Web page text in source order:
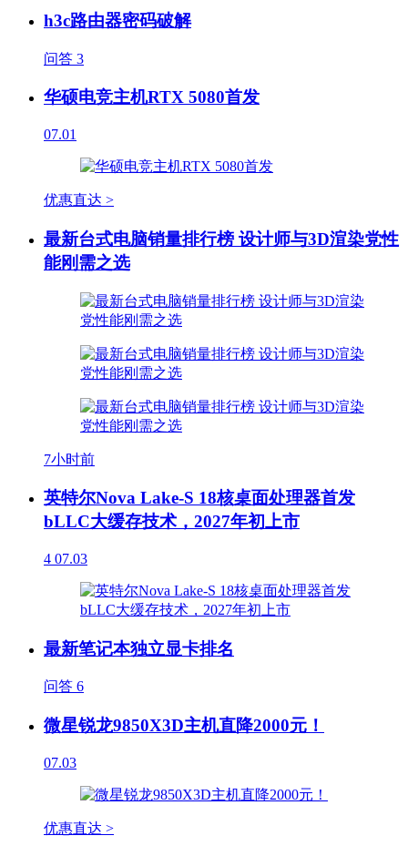
h3c路由器密码破解
问答 3
华硕电竞主机RTX 5080首发
07.01
优惠直达 >
最新台式电脑销量排行榜 设计师与3D渲染党性
能刚需之选
7小时前
英特尔Nova Lake-S 18核桌面处理器首发
bLLC大缓存技术，2027年初上市
4 07.03
最新笔记本独立显卡排名
问答 6
微星锐龙9850X3D主机直降2000元！
07.03
优惠直达 >